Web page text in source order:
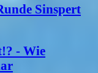
Sinspert
- Wie